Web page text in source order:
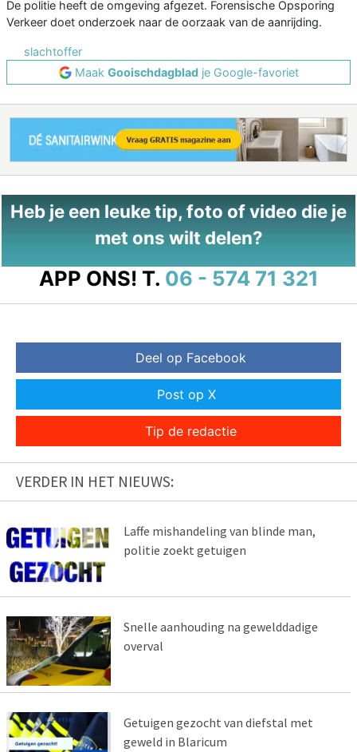
De politie heeft de omgeving afgezet. Forensische Opsporing
Verkeer doet onderzoek naar de oorzaak van de aanrijding.
slachtoffer
Maak Gooischdagbladje Google-favoriet
Heb je een leuke tip, foto of video die je
met ons wilt delen?
APP ONS! T. 06 - 574 71 321
Deel op Facebook
Post op X
Tip de redactie
VERDER IN HET NIEUWS:
Laffe mishandeling van blinde man,
politie zoekt getuigen
Snelle aanhouding na gewelddadige
overval
Getuigen gezocht van diefstal met
geweld in Blaricum